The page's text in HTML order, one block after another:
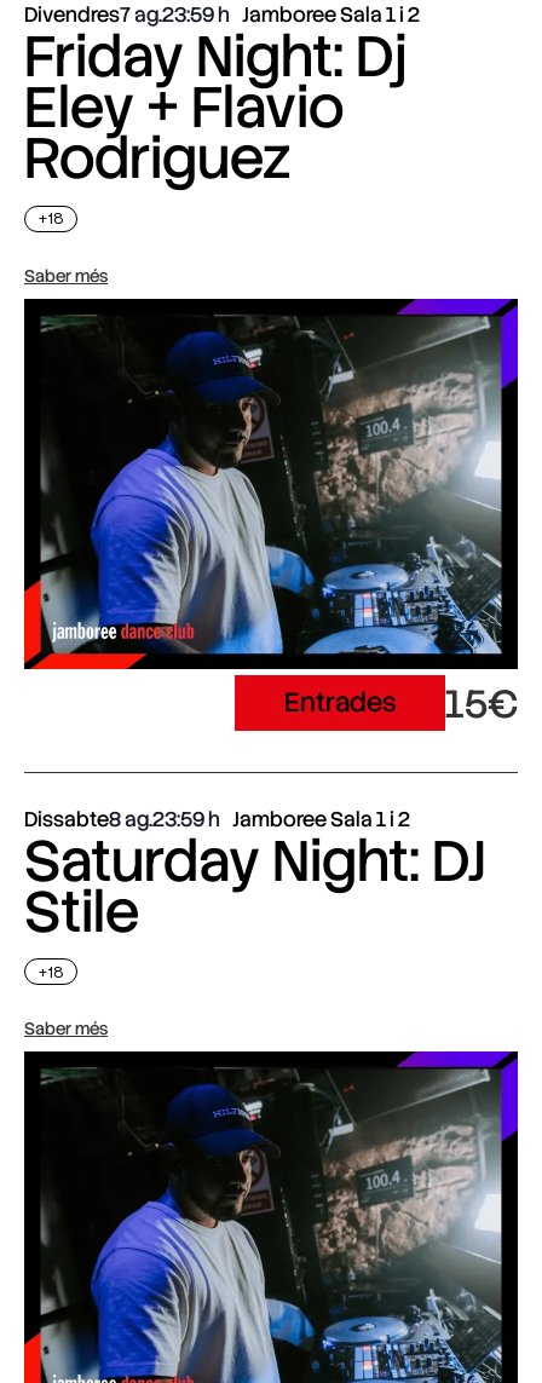
Divendres7 ag.23:59 Jamboree Sala 1 i 2
Friday Night: Dj
Eley + Flavio
Rodriguez
+18
Saber més
Entrades 15€
Dissabte8 ag.23:59 Jamboree Sala 1 i 2
Saturday Night: DJ
Stile
+18
Saber més